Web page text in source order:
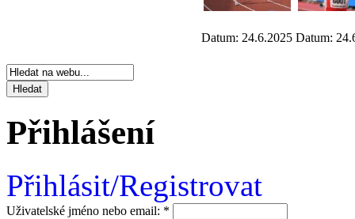
Datum: 24.6.2025 Datum:
Přihlášení
Přihlásit/Registrovat
Uživatelské jméno nebo email: *